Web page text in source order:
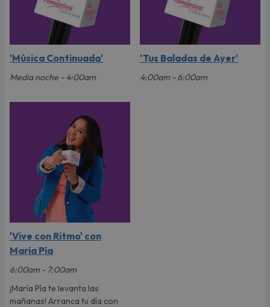
'Música Continuada'
Media noche - 4:00am
'Tus Baladas de Ayer'
4:00am - 6:00am
'Vive con Ritmo' con
María Pía
6:00am - 7:00am
¡María Pía te levanta las
mañanas! Arranca tu día con